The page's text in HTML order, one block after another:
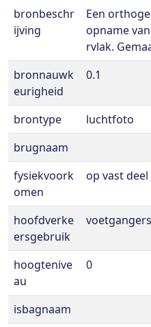
bronbeschr
ijving
Een
opname
rvlak.
bronnauwk
eurigheid
0.1
brontype
luchtfoto
brugnaam
fysiekvoork
omen
op vast
hoofdverke
ersgebruik
voetgangers
hoogtenive
au
0
isbagnaam